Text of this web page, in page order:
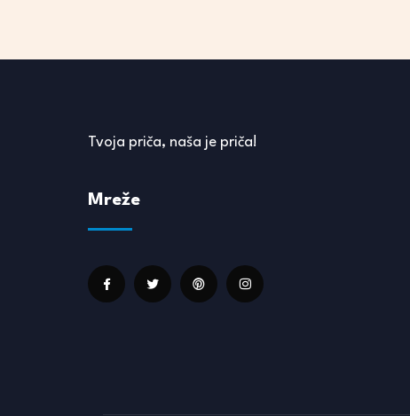
Tvoja priča, naša je priča!
Mreže